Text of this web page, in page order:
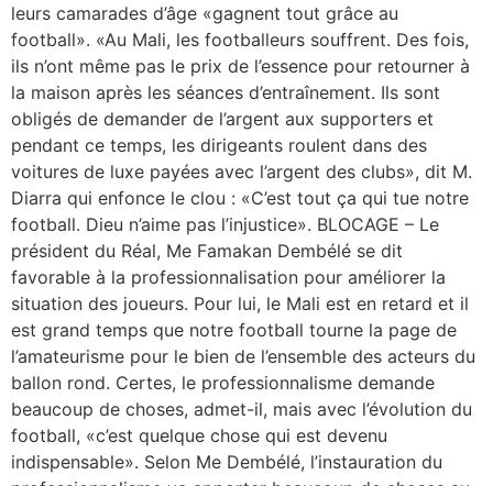
leurs camarades d’âge «gagnent tout grâce au
football». «Au Mali, les footballeurs souffrent. Des fois,
ils n’ont même pas le prix de l’essence pour retourner à
la maison après les séances d’entraînement. Ils sont
obligés de demander de l’argent aux supporters et
pendant ce temps, les dirigeants roulent dans des
voitures de luxe payées avec l’argent des clubs», dit M.
Diarra qui enfonce le clou : «C’est tout ça qui tue notre
football. Dieu n’aime pas l’injustice». BLOCAGE – Le
président du Réal, Me Famakan Dembélé se dit
favorable à la professionnalisation pour améliorer la
situation des joueurs. Pour lui, le Mali est en retard et il
est grand temps que notre football tourne la page de
l’amateurisme pour le bien de l’ensemble des acteurs du
ballon rond. Certes, le professionnalisme demande
beaucoup de choses, admet-il, mais avec l’évolution du
football, «c’est quelque chose qui est devenu
indispensable». Selon Me Dembélé, l’instauration du